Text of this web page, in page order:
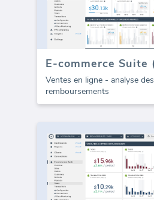
Ventes en ligne - analyse des
remboursements